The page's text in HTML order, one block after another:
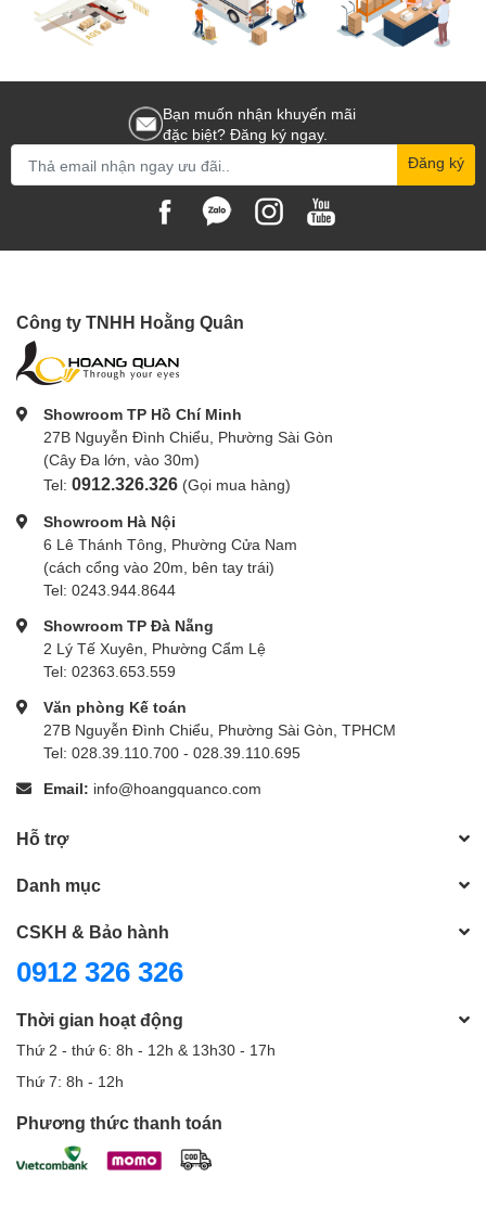
Bạn muốn nhận khuyến mãi
đặc biệt? Đăng ký ngay.
Đăng ký
Công ty TNHH Hoằng Quân
Showroom TP Hồ Chí Minh
27B Nguyễn Đình Chiểu, Phường Sài Gòn
(Cây Đa lớn, vào 30m)
Tel: 0912.326.326 (Gọi mua hàng)
Showroom Hà Nội
6 Lê Thánh Tông, Phường Cửa Nam
(cách cổng vào 20m, bên tay trái)
Tel: 0243.944.8644
Showroom TP Đà Nẵng
2 Lý Tế Xuyên, Phường Cẩm Lệ
Tel: 02363.653.559
Văn phòng Kế toán
27B Nguyễn Đình Chiểu, Phường Sài Gòn, TPHCM
Tel: 028.39.110.700 - 028.39.110.695
Email: info@hoangquanco.com
Hỗ trợ
Danh mục
CSKH & Bảo hành
0912 326 326
Thời gian hoạt động
Thứ 2 - thứ 6: 8h - 12h & 13h30 - 17h
Thứ 7: 8h - 12h
Phương thức thanh toán